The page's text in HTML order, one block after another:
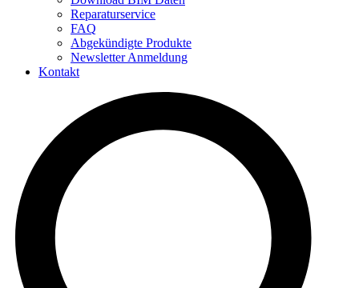
Reparaturservice
FAQ
Abgekündigte Produkte
Newsletter Anmeldung
Kontakt